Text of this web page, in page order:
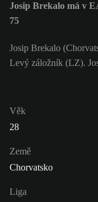
Josip Brekalo má v
75
Josip Brekalo
Levý záložník (LZ).
Věk
28
Země
Chorvatsko
Liga